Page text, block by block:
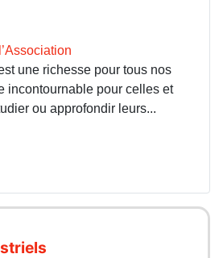
une richesse pour tous nos
incontournable pour celles et
ou approfondir leurs...